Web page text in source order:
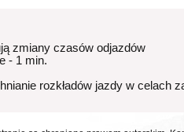
zmiany czasów odjazdów
- 1 min.
rozkładów jazdy w celach